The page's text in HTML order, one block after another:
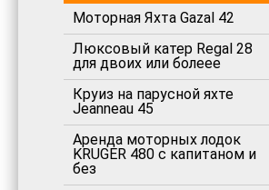
Моторная Яхта Gazal 42
Люксовый катер Regal 28
для двоих или болеее
Круиз на парусной яхте
Jeanneau 45
Аренда моторных лодок
KRUGER 480 с капитаном и
без